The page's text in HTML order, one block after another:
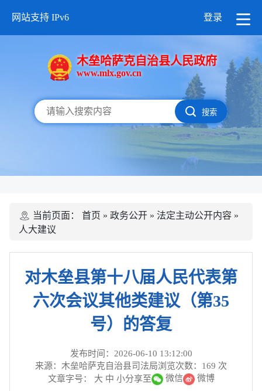
网站支持 IPv6 登录
木垒哈萨克自治县人民政府
www.mlx.gov.cn
搜索
当前页面： 首页 » 政务公开 » 法定主动公开内容 »
人大建议
对木垒县第十八届人民代表第
六次会议其他类建议（第35
号）的答复
发布时间：2026-06-10 13:12:00
来源：木垒哈萨克自治县司法局浏览次数： 169 次
文章字号： 大 中 小分享至 微信 微博